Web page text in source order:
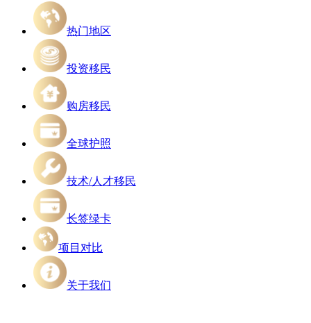
热门地区
投资移民
购房移民
全球护照
技术/人才移民
长签绿卡
项目对比
关于我们